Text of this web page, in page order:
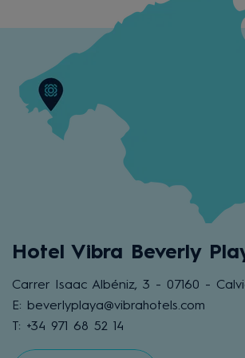
Hotel Vibra Beverly
Carrer Isaac Albéniz, 3 - 07160 -
E: beverlyplaya@vibrahotels.com
T: +34 971 68 52 14